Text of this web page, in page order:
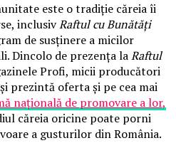
este o tradiție căreia îi
inclusivRaftul cu Bunătăți
de susținere a micilor
Dincolo de prezența laRaftul
Profi, micii producători
prezintă oferta și pe cea mai
națională de promovare a lor,
căreia oricine poate porni
a gusturilor din România.